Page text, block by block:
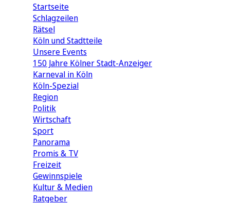
Startseite
Schlagzeilen
Rätsel
Köln und Stadtteile
Unsere Events
150 Jahre Kölner Stadt-Anzeiger
Karneval in Köln
Köln-Spezial
Region
Politik
Wirtschaft
Sport
Panorama
Promis & TV
Freizeit
Gewinnspiele
Kultur & Medien
Ratgeber